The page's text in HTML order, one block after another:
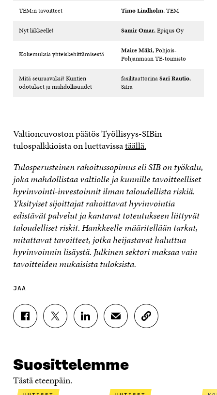
TEM:n tavoitteet Timo Lindholm, TEM
Nyt liikkeelle! Samir Omar, Epiqus Oy
Kokemuksia yhteiskehittämisestä Maire Mäki, Pohjois-
Pohjanmaan TE-toimisto
Mitä seuraavaksi? Kuntien
odotukset ja mahdollisuudet
fasilitaattorinaSari Rautio,
Sitra
Valtioneuvoston päätös Työllisyys-SIBin
tulospalkkioista on luettavissatäällä.
Tulosperusteinen rahoitussopimus eli SIB on työkalu,
joka mahdollistaa valtiolle ja kunnille tavoitteelliset
hyvinvointi-investoinnit ilman taloudellista riskiä.
Yksityiset sijoittajat rahoittavat hyvinvointia
edistävät palvelut ja kantavat toteutukseen liittyvät
taloudelliset riskit. Hankkeelle määritellään tarkat,
mitattavat tavoitteet, jotka heijastavat haluttua
hyvinvoinnin lisäystä. Julkinen sektori maksaa vain
tavoitteiden mukaisista tuloksista.
JAA
J
A
C
E
B
O
J
A
I
T
T
E
J
A
N
K
J
A
H
K
P
K
O
T
Suosittelemme
Tästä eteenpäin.